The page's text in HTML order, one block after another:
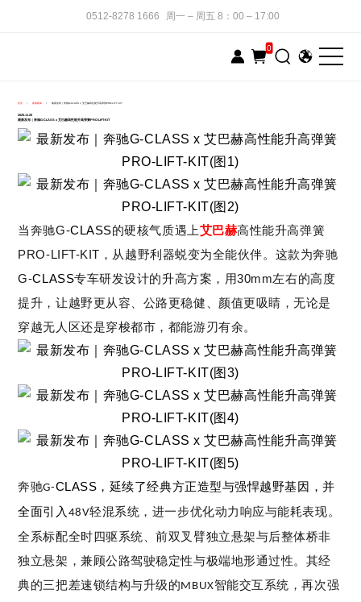
0512-8278 1666 周一 – 周五 8：00 – 17:00
0
首页 新闻媒体 最新发布｜奔驰G-CLASS x 艾巴赫高性能升高弹簧PRO-LIFT-KIT
2025.11.26
最新发布｜奔驰G-CLASS x 艾巴赫高性能升高弹簧PRO-LIFT-KIT
当奔驰G-CLASS的硬核气质遇上艾巴赫高性能升高弹簧
PRO-LIFT-KIT， 从越野利器蜕变为全能伙伴。这款为奔驰
G-CLASS专车研发设计的升高方案，用30mm左右的高度
提升，让越野更从容、公路更稳健、颜值更吸睛，无论是
穿越无人区还是穿梭都市，都能游刃有余。
奔驰G-CLASS，延续了经典方正造型与强悍越野基因，并
全面引入 48V轻混系统，进一步优化动力响应与能耗表现。
全系标配全时四驱系统、前双叉臂独立悬架与后整体桥非
独立悬架，兼顾公路驾驶稳定性与极端地形通过性。其经
典的三把差速锁结构与升级的 MBUX智能交互系统，再次强